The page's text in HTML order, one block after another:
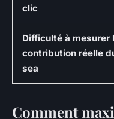
clic
Difficulté à mesurer
contribution réelle
sea
Comment